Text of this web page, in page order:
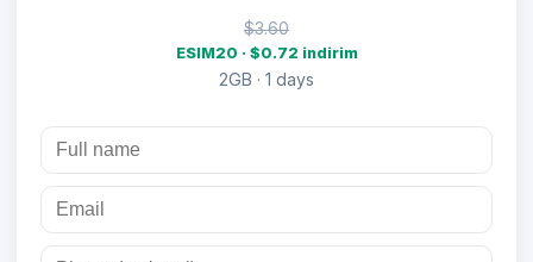
$3.60
ESIM20 · $0.72 indirim
2GB · 1 days